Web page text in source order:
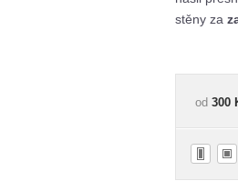
stěny za
od 300